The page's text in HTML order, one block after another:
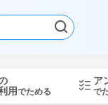
用でためる
ア
で